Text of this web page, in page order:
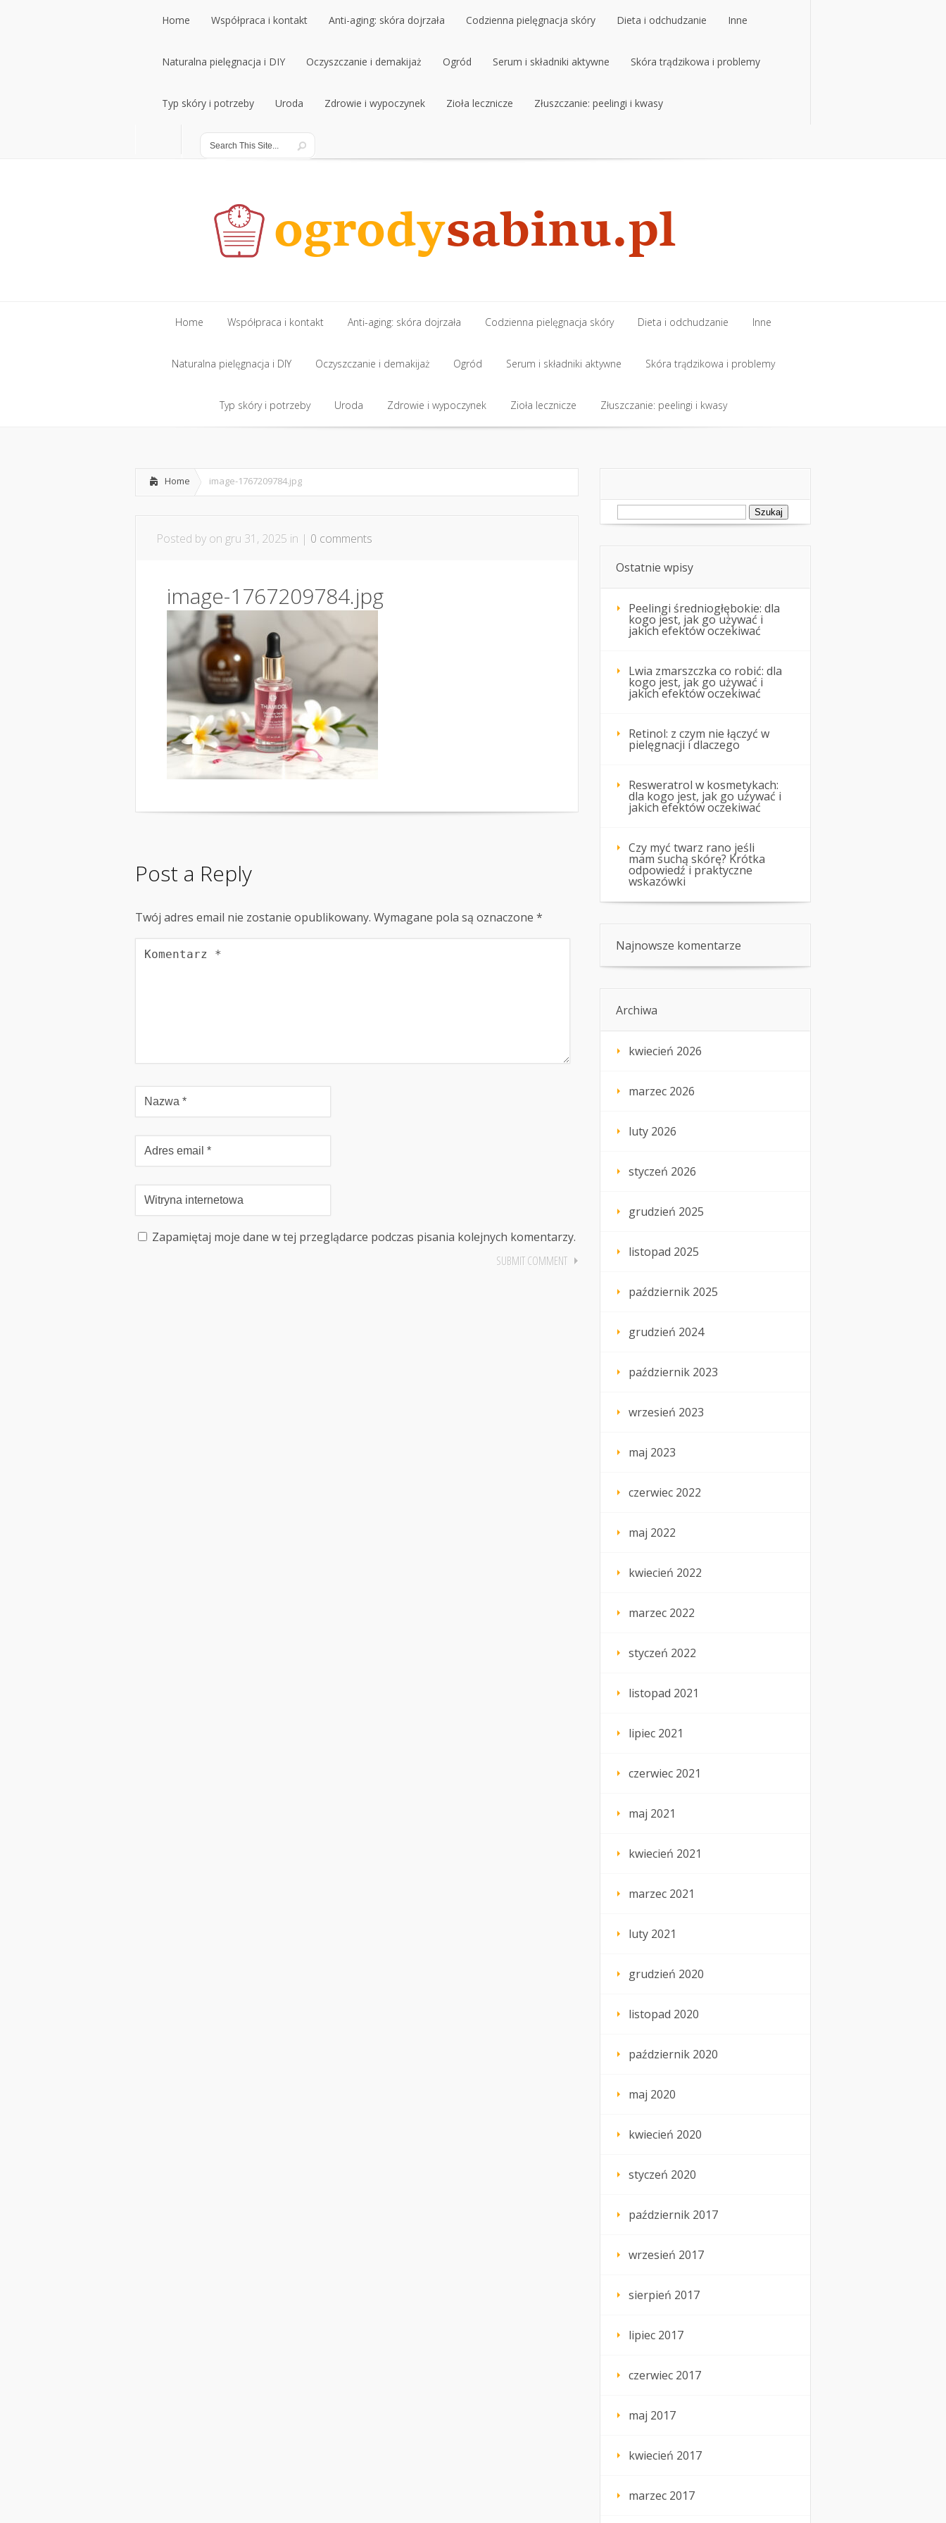
Home
Home
Współpraca i kontakt
Współpraca i kontakt
Anti-aging: skóra dojrzała
Anti-aging: skóra dojrzała
Codzienna pielęgnacja skóry
Codzienna pielęgnacja skóry
Dieta i odchudzanie
Dieta i odchudzanie
Inne
Inne
Naturalna pielęgnacja i DIY
Naturalna pielęgnacja i DIY
Oczyszczanie i demakijaż
Oczyszczanie i demakijaż
Ogród
Ogród
Serum i składniki aktywne
Serum i składniki aktywne
Skóra trądzikowa i problemy
Skóra trądzikowa i problemy
Typ skóry i potrzeby
Typ skóry i potrzeby
Uroda
Uroda
Zdrowie i wypoczynek Zioła lecznicze Złuszczanie: peelingi i kwasy
Home
Home
Współpraca i kontakt
Współpraca i kontakt
Anti-aging: skóra dojrzała
Anti-aging: skóra dojrzała
Codzienna pielęgnacja skóry
Codzienna pielęgnacja skóry
Dieta i odchudzanie
Dieta i odchudzanie
Inne
Inne
Naturalna pielęgnacja i DIY
Naturalna pielęgnacja i DIY
Oczyszczanie i demakijaż
Oczyszczanie i demakijaż
Ogród
Ogród
Serum i składniki aktywne
Serum i składniki aktywne
Skóra trądzikowa i problemy
Skóra trądzikowa i problemy
Typ skóry i potrzeby Uroda Zdrowie i wypoczynek Zioła lecznicze Złuszczanie: peelingi i kwasy
Home image-1767209784.jpg
Posted by on gru 31, 2025 in | 0 comments
image-1767209784.jpg
Post a Reply
Twój adres email nie zostanie opublikowany. Wymagane pola są oznaczone *
Zapamiętaj moje dane w tej przeglądarce podczas pisania kolejnych komentarzy.
Szukaj:
Ostatnie wpisy
Peelingi średniogłębokie: dla
kogo jest, jak go używać i
jakich efektów oczekiwać
Lwia zmarszczka co robić: dla
kogo jest, jak go używać i
jakich efektów oczekiwać
Retinol: z czym nie łączyć w
pielęgnacji i dlaczego
Resweratrol w kosmetykach:
dla kogo jest, jak go używać i
jakich efektów oczekiwać
Czy myć twarz rano jeśli
mam suchą skórę? Krótka
odpowiedź i praktyczne
wskazówki
Najnowsze komentarze
Archiwa
kwiecień 2026
marzec 2026
luty 2026
styczeń 2026
grudzień 2025
listopad 2025
październik 2025
grudzień 2024
październik 2023
wrzesień 2023
maj 2023
czerwiec 2022
maj 2022
kwiecień 2022
marzec 2022
styczeń 2022
listopad 2021
lipiec 2021
czerwiec 2021
maj 2021
kwiecień 2021
marzec 2021
luty 2021
grudzień 2020
listopad 2020
październik 2020
maj 2020
kwiecień 2020
styczeń 2020
październik 2017
wrzesień 2017
sierpień 2017
lipiec 2017
czerwiec 2017
maj 2017
kwiecień 2017
marzec 2017